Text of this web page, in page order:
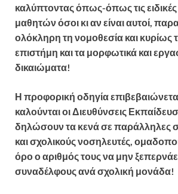
καλύπτοντας όπως-όπως τις
μαθητών όσοι κι αν είναι αυτοί,
ολόκληρη τη νομοθεσία και κυρίως
επιστήμη και τα μορφωτικά και
δικαιώματα!
Η προφορική οδηγία
καλούνται οι Διευθύνσεις
δηλώσουν τα κενά σε παράλληλες
και σχολικούς νοσηλευτές,
όρο ο αριθμός τους να μην
συναδέλφους ανά σχολική μονάδα!